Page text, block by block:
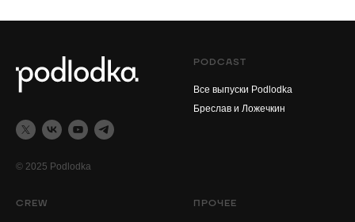
© 2025 Podlodka
PODCAST
Все выпуски Podlodka
Бреслав и Ложечкин
CREW ПРОЧЕЕ